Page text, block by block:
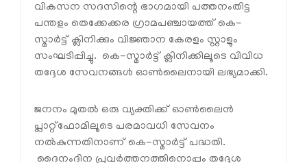
വികസന സദസിന്റെ ഭാഗമായി പത്തനംതിട്ട
പന്തളം തെക്കേക്കര ഗ്രാമപഞ്ചായത്ത് കെ-
സ്മാര്‍ട്ട് ക്ലിനിക്കും വിജ്ഞാന കേരളം സ്റ്റാളും
സംഘടിപ്പിച്ചു. കെ-സ്മാര്‍ട്ട് ക്ലിനിക്കിലൂടെ വിവിധ
തദ്ദേശ സേവനങ്ങള്‍ ഓണ്‍ലൈനായി ലഭ്യമാക്കി.
ജനനം മുതല്‍ ഒരു വ്യക്തിക്ക് ഓണ്‍ലൈന്‍
പ്ലാറ്റ്‌ഫോമിലൂടെ പരമാവധി സേവനം
നല്‍കുന്നതിനാണ് കെ-സ്മാര്‍ട്ട് പദ്ധതി.
ദൈനംദിന പ്രവര്‍ത്തനത്തിനൊപ്പം തദ്ദേശ